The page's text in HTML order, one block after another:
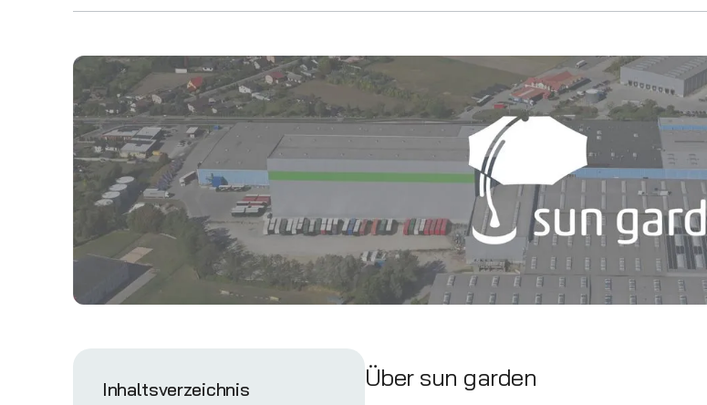
Inhaltsverzeichnis Über sun garden